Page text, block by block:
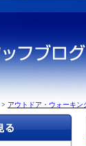
> アウトドア・ウォーキン